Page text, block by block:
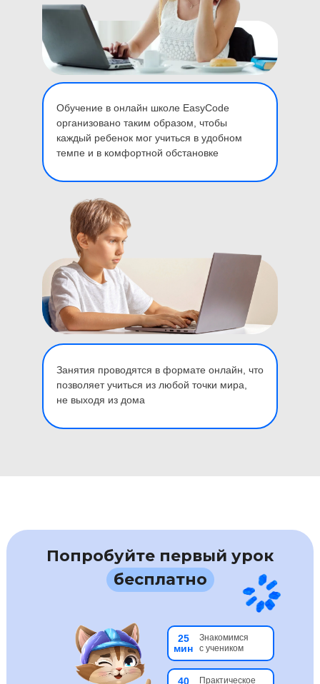
Обучение в онлайн школе EasyCode
организовано таким образом, чтобы
каждый ребенок мог учиться в удобном
темпе и в комфортной обстановке
Занятия проводятся в формате онлайн, что
позволяет учиться из любой точки мира,
не выходя из дома
Знакомимся
с учеником
25
мин
Практическое
40
Попробуйте первый урок
бесплатно